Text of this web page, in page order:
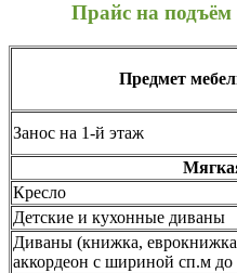
Прайс на подъём
Предмет
Занос на 1-й этаж
Кресло
Детские и кухонные диваны
Диваны (книжка,
аккордеон с шириной сп.м до